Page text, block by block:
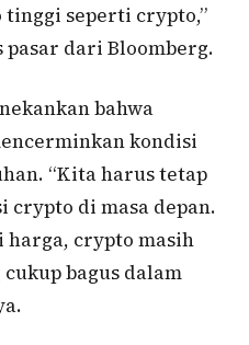
seperti crypto,”
pasar dari Bloomberg.
bahwa
kondisi
“Kita harus tetap
crypto di masa depan.
harga, crypto masih
bagus dalam